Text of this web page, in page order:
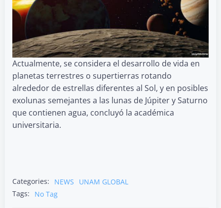
Actualmente, se considera el desarrollo de vida en
planetas terrestres o supertierras rotando
alrededor de estrellas diferentes al Sol, y en posibles
exolunas semejantes a las lunas de Júpiter y Saturno
que contienen agua, concluyó la académica
universitaria.
Categories: NEWS
UNAM GLOBAL
Tags:
No Tag